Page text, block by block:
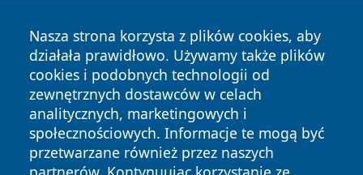
Nasza strona korzysta z plików cookies, aby
działała prawidłowo. Używamy także plików
cookies i podobnych technologii od
zewnętrznych dostawców w celach
analitycznych, marketingowych i
społecznościowych. Informacje te mogą być
przetwarzane również przez naszych
Copyright © 2026 stargardlokalnie.pl Wszystkie prawa
zastrzeżone.